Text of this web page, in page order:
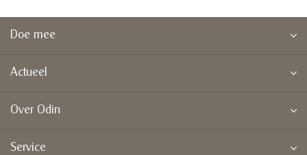
Doe mee
Actueel
Over Odin
Service